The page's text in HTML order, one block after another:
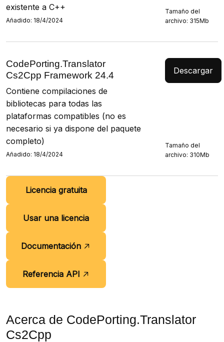
existente a C++
Añadido: 18/4/2024
Tamaño del
archivo: 315Mb
CodePorting.Translator
Cs2Cpp Framework 24.4
Contiene compilaciones de
bibliotecas para todas las
plataformas compatibles (no es
necesario si ya dispone del paquete
completo)
Añadido: 18/4/2024
Descargar
Tamaño del
archivo: 310Mb
Licencia gratuita
Usar una licencia
Documentación
Referencia API
Acerca de CodePorting.Translator
Cs2Cpp